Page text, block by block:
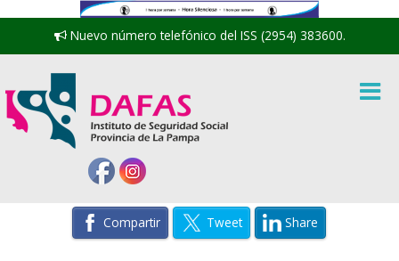
Nuevo número telefónico del ISS (2954) 383600.
Compartir Tweet Share